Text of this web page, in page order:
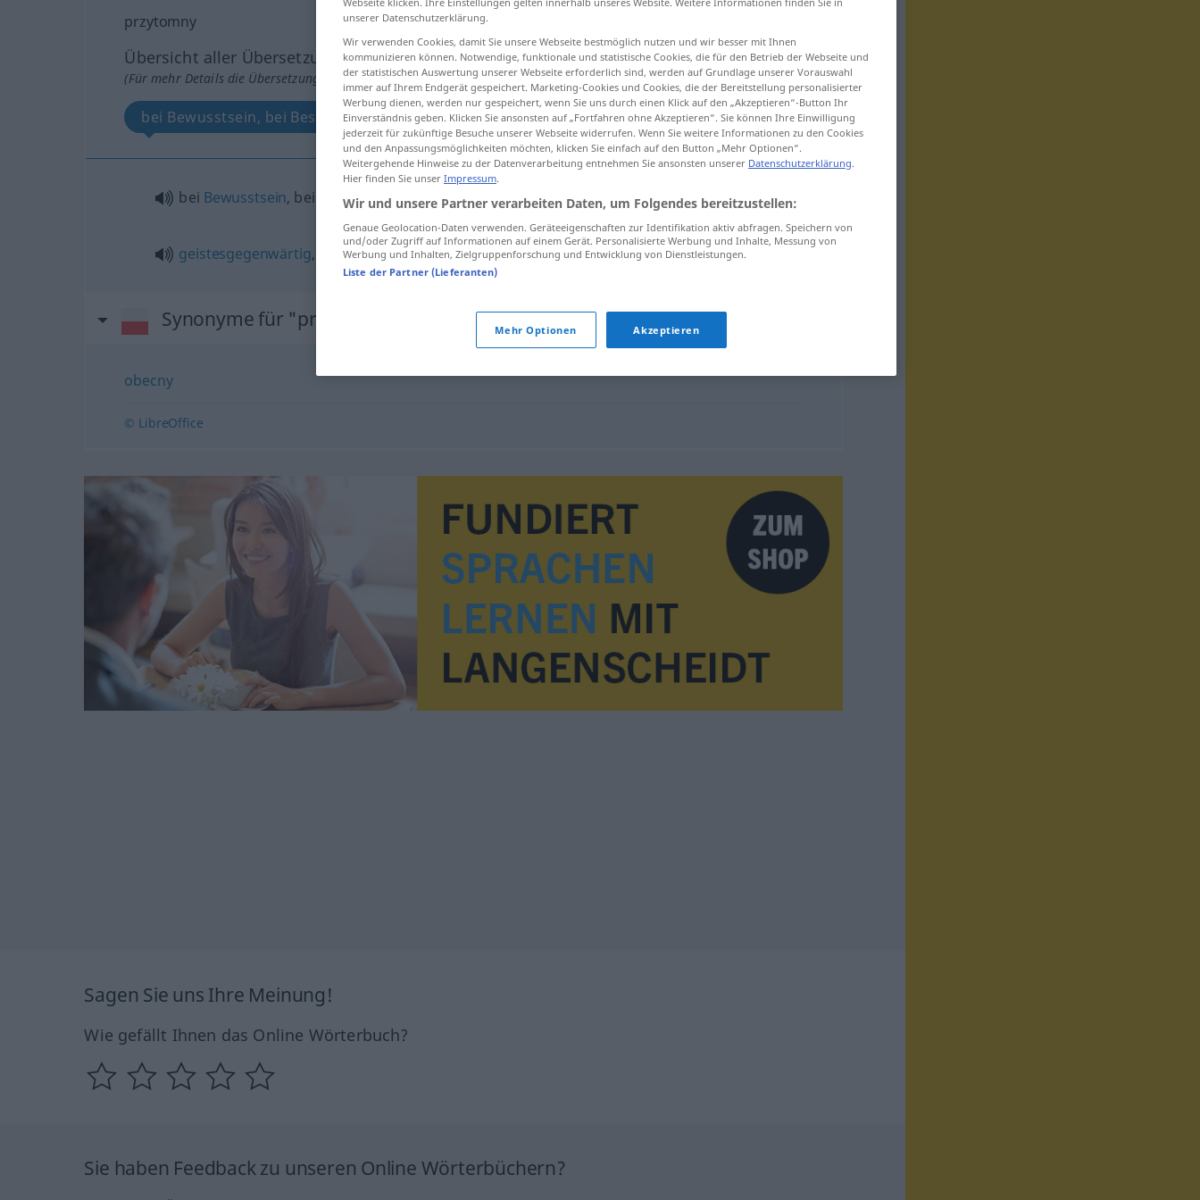
przytomny
Übersicht aller Übersetzungen
(Für mehr Details die Übersetzung anklicken/antippen)
bei Bewusstsein, bei Besinnung, geistesgegenwärtig, wach
bei Bewusstsein, bei Besinnung przytomny MED
geistesgegenwärtig, wach przytomny uważny
Synonyme für "przytomny"
obecny
© LibreOffice
Sagen Sie uns Ihre Meinung!
Wie gefällt Ihnen das Online Wörterbuch?
Sie haben Feedback zu unseren Online Wörterbüchern?
unserer Datenschutzerklärung.
Wir verwenden Cookies, damit Sie unsere Webseite bestmöglich nutzen und wir besser mit Ihnen
kommunizieren können. Notwendige, funktionale und statistische Cookies, die für den Betrieb der Webseite und
der statistischen Auswertung unserer Webseite erforderlich sind, werden auf Grundlage unserer Vorauswahl
immer auf Ihrem Endgerät gespeichert. Marketing-Cookies und Cookies, die der Bereitstellung personalisierter
Werbung dienen, werden nur gespeichert, wenn Sie uns durch einen Klick auf den „Akzeptieren“-Button Ihr
Einverständnis geben. Klicken Sie ansonsten auf „Fortfahren ohne Akzeptieren“. Sie können Ihre Einwilligung
jederzeit für zukünftige Besuche unserer Webseite widerrufen. Wenn Sie weitere Informationen zu den Cookies
und den Anpassungsmöglichkeiten möchten, klicken Sie einfach auf den Button „Mehr Optionen“.
Weitergehende Hinweise zu der Datenverarbeitung entnehmen Sie ansonsten unserer Datenschutzerklärung.
Hier finden Sie unser Impressum.
Wir und unsere Partner verarbeiten Daten, um Folgendes bereitzustellen:
Genaue Geolocation-Daten verwenden. Geräteeigenschaften zur Identifikation aktiv abfragen. Speichern von
und/oder Zugriff auf Informationen auf einem Gerät. Personalisierte Werbung und Inhalte, Messung von
Werbung und Inhalten, Zielgruppenforschung und Entwicklung von Dienstleistungen.
Liste der Partner (Lieferanten)
Mehr Optionen Akzeptieren